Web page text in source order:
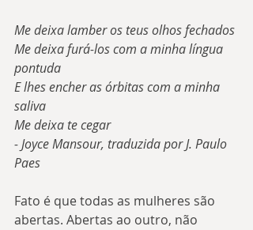
Me deixa lamber os teus olhos fechados
Me deixa furá-los com a minha língua
pontuda
E lhes encher as órbitas com a minha
saliva
Me deixa te cegar
- Joyce Mansour, traduzida por J. Paulo
Paes
Fato é que todas as mulheres são
abertas. Abertas ao outro, não